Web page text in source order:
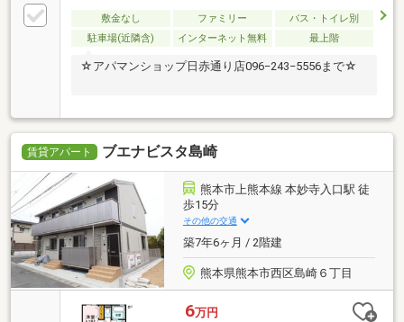
敷金なし ファミリー
バス・トイレ別
駐車場(近隣含)
インターネット無料 最上階
☆アパマンショップ日赤通り店096−243−5556まで☆
賃貸アパート ブエナビスタ島崎
熊本市上熊本線 本妙寺入口駅 徒
歩15分
その他の交通
築7年6ヶ月 / 2階建
熊本県熊本市西区島崎６丁目
6万円